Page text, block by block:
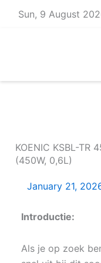
Sun, 9 August
KOENIC KSBL-
(450W, 0,6L)
January 21,
Introductie:
Als je op zoek